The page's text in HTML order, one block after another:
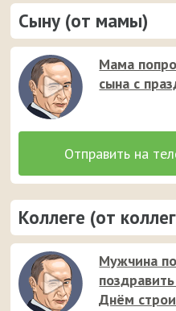
Сыну (от мамы)
Мама
сына с
Коллеге (от
Мужчина
Днём